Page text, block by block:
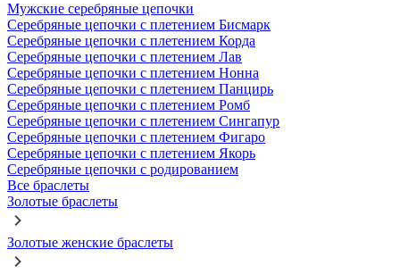
Мужские серебряные цепочки
Серебряные цепочки с плетением Бисмарк
Серебряные цепочки с плетением Корда
Серебряные цепочки с плетением Лав
Серебряные цепочки с плетением Нонна
Серебряные цепочки с плетением Панцирь
Серебряные цепочки с плетением Ромб
Серебряные цепочки с плетением Сингапур
Серебряные цепочки с плетением Фигаро
Серебряные цепочки с плетением Якорь
Серебряные цепочки с родированием
Все браслеты
Золотые браслеты
Золотые женские браслеты